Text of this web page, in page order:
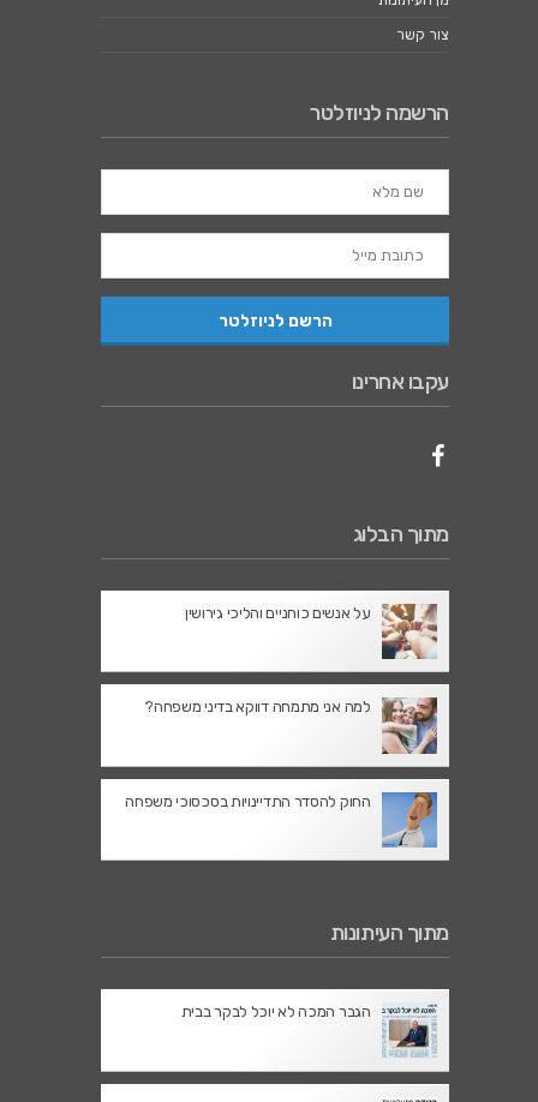
צור קשר
הרשמה לניוזלטר
עקבו אחרינו
מתוך הבלוג
על אנשים כוחניים והליכי גירושין
למה אני מתמחה דווקא בדיני משפחה?
החוק להסדר התדיינויות בסכסוכי משפחה
מתוך העיתונות
הגבר המכה לא יוכל לבקר בבית